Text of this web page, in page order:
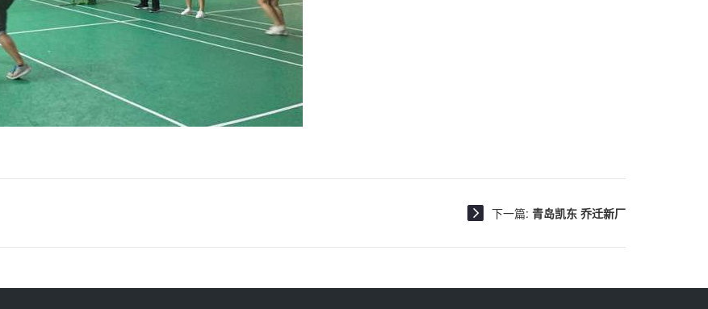
下一篇: 青岛凯东 乔迁新厂